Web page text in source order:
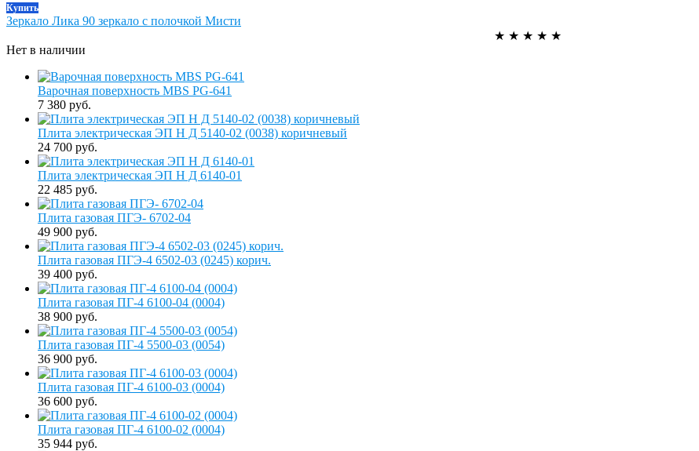
Купить
Зеркало Лика 90 зеркало с полочкой Мисти
★ ★ ★ ★ ★
Нет в наличии
Варочная поверхность MBS PG-641
7 380 руб.
Плита электрическая ЭП Н Д 5140-02 (0038) коричневый
24 700 руб.
Плита электрическая ЭП Н Д 6140-01
22 485 руб.
Плита газовая ПГЭ- 6702-04
49 900 руб.
Плита газовая ПГЭ-4 6502-03 (0245) корич.
39 400 руб.
Плита газовая ПГ-4 6100-04 (0004)
38 900 руб.
Плита газовая ПГ-4 5500-03 (0054)
36 900 руб.
Плита газовая ПГ-4 6100-03 (0004)
36 600 руб.
Плита газовая ПГ-4 6100-02 (0004)
35 944 руб.